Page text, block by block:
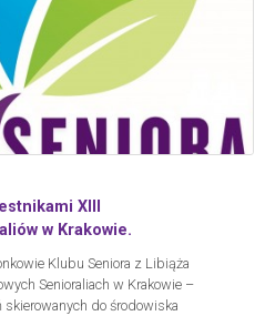
XIII
w Krakowie.
Klubu Seniora z Libiąża
Senioraliach w Krakowie –
do środowiska